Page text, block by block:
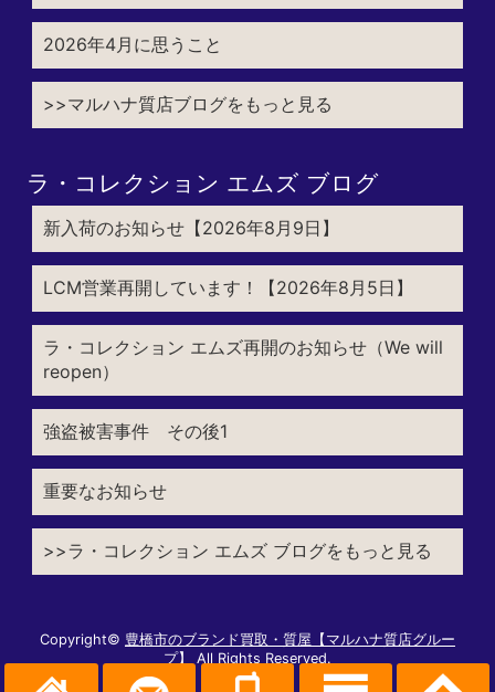
2026年4月に思うこと
>>マルハナ質店ブログをもっと見る
ラ・コレクション エムズ ブログ
新入荷のお知らせ【2026年8月9日】
LCM営業再開しています！【2026年8月5日】
ラ・コレクション エムズ再開のお知らせ（We will
reopen）
強盗被害事件 その後1
重要なお知らせ
>>ラ・コレクション エムズ ブログをもっと見る
Copyright© 豊橋市のブランド買取・質屋【マルハナ質店グルー
プ】
All Rights Reserved.